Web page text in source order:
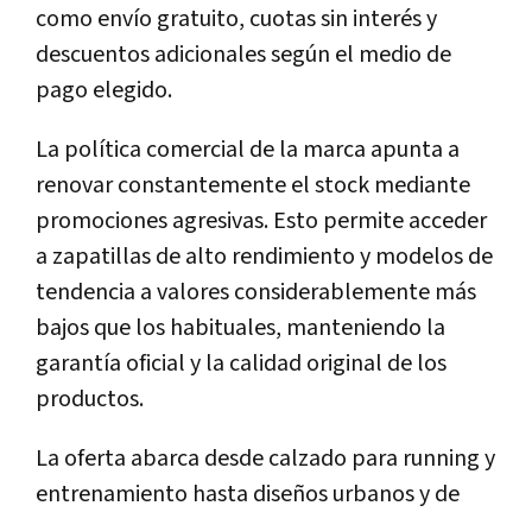
como envío gratuito, cuotas sin interés y
descuentos adicionales según el medio de
pago elegido.
La política comercial de la marca apunta a
renovar constantemente el stock mediante
promociones agresivas. Esto permite acceder
a zapatillas de alto rendimiento y modelos de
tendencia a valores considerablemente más
bajos que los habituales, manteniendo la
garantía oficial y la calidad original de los
productos.
La oferta abarca desde calzado para running y
entrenamiento hasta diseños urbanos y de